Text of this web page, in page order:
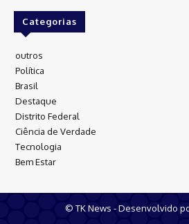
Categorias
outros
Política
Brasil
Destaque
Distrito Federal
Ciência de Verdade
Tecnologia
Bem Estar
© TK News - Desenvolvido